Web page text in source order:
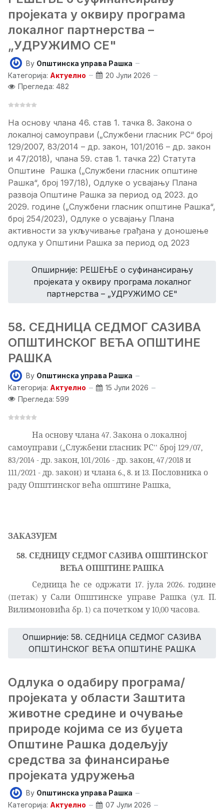
пројеката у оквиру програма
локалног партнерства –
„УДРУЖИМО СЕ"
By Општинска управа Рашка
Категорија: Актуелно
20 Јули 2026
Прегледа: 482
На основу члана 46. став 1. тачка 8. Закона о
локалној самоуправи („Службени гласник РС“ број
129/2007, 83/2014 – др. закон, 101/2016 – др. закон
и 47/2018), члана 59. став 1. тачка 22) Статута
Општине Рашка („Службени гласник општине
Рашка“, број 197/18), Одлуке о усвајању Плана
развоја Општине Рашка за период од 2023. до
2029. године („Службени гласник општине Рашка“,
број 254/2023), Одлуке о усвајању Плана
активности за укључивање грађана у доношење
одлука у Општини Рашка за период од 2023
Опширније: РЕШЕЊЕ о суфинансирању
пројеката у оквиру програма локалног
партнерства – „УДРУЖИМО СЕ"
58. СЕДНИЦА СЕДМОГ САЗИВА
ОПШТИНСКОГ ВЕЋА ОПШТИНЕ
РАШКА
By Општинска управа Рашка
Категорија: Актуелно
15 Јули 2026
Прегледа: 599
На основу члана 47. Закона о локалној
самоуправи („Службени гласник РС'' број 129/07,
83/2014 - др. закон, 101/2016 - др. закон, 47/2018 и
111/2021 - др. закон) и члана 6., 8. и 13. Пословника о
раду Општинског већа општине Рашка,
ЗАКАЗУЈЕМ
58. СЕДНИЦУ СЕДМОГ САЗИВА ОПШТИНСКОГ
ВЕЋА ОПШТИНЕ РАШКА
Седница ће се одржати 17. јула 2026. године
(петак) у Сали Општинске управе Рашка (ул. П.
Вилимоновића бр. 1) са почетком у 10,00 часова.
Опширније: 58. СЕДНИЦА СЕДМОГ САЗИВА
ОПШТИНСКОГ ВЕЋА ОПШТИНЕ РАШКА
Одлука о одабиру програма/
пројеката у области Заштита
животне средине и очување
природе којима се из буџета
Општине Рашка додељују
средства за финансирање
пројеката удружења
By Општинска управа Рашка
Категорија: Актуелно
07 Јули 2026